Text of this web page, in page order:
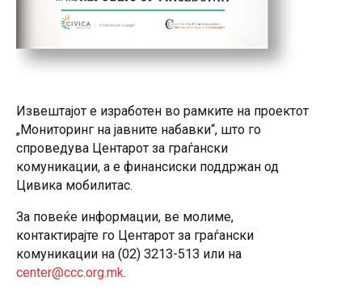
Извештајот е изработен во рамките на проектот
„Мониторинг на јавните набавки“, што го
спроведува Центарот за граѓански
комуникации, а е финансиски поддржан од
Цивика мобилитас.
За повеќе информации, ве молиме,
контактирајте го Центарот за граѓански
комуникации на (02) 3213-513 или на
center@ccc.org.mk.